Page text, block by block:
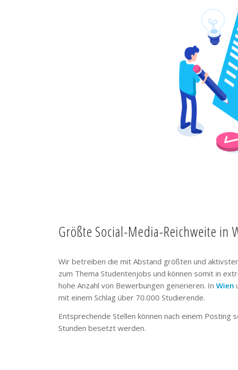
Größte Social-Media-Reichweite in
Wir betreiben die mit Abstand größten und
zum Thema Studentenjobs und können somit in
hohe Anzahl von Bewerbungen generieren. InWien
mit einem Schlag über 70.000 Studierende.
Entsprechende Stellen können nach einem Posting
Stunden besetzt werden.